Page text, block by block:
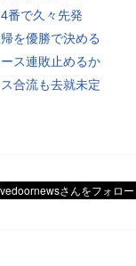
番で久々先発
を優勝で決める
ス連敗止めるか
合流も去就未定